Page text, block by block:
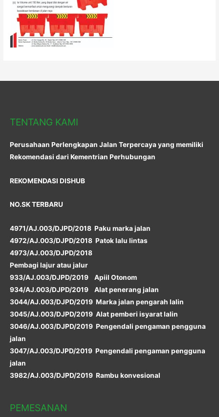
TENTANG KAMI
Perusahaan Perlengkapan Jalan Terpercaya yang memiliki
Rekomendasi dari Kementrian Perhubungan
REKOMENDASI DISHUB
NO.SK TERBARU
4971/AJ.003/DJPD/2018 Paku marka jalan
4972/AJ.003/DJPD/2018 Patok lalu lintas
4973/AJ.003/DJPD/2018
Pembagi lajur atau jalur
933/AJ.003/DJPD/2019 Apiil Otonom
934/AJ.003/DJPD/2019 Alat penerang jalan
3044/AJ.003/DJPD/2019 Marka jalan pengarah lalin
3045/AJ.003/DJPD/2019 Alat pemberi isyarat lalin
3046/AJ.003/DJPD/2019 Pengendali pengaman pengguna
jalan
3047/AJ.003/DJPD/2019 Pengendali pengaman pengguna
jalan
3982/AJ.003/DJPD/2019 Rambu konvesional
PEMESANAN